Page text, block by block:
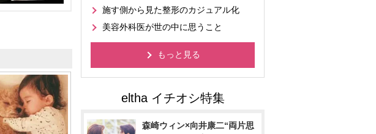
施す側から見た整形のカジュアル化
美容外科医が世の中に思うこと
もっと見る
森崎ウィン×向井康二“両片思